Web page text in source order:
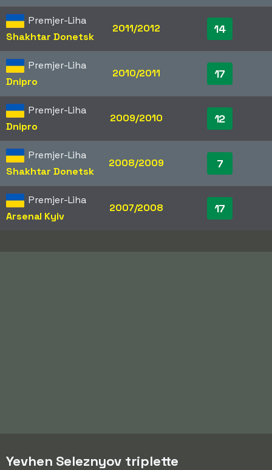
Premjer-Liha
Shakhtar Donetsk
2011/2012 14
Premjer-Liha
Dnipro
2010/2011 17
Premjer-Liha
Dnipro
2009/2010 12
Premjer-Liha
Shakhtar Donetsk
2008/2009 7
Premjer-Liha
Arsenal Kyiv
2007/2008 17
Yevhen Seleznyov triplette